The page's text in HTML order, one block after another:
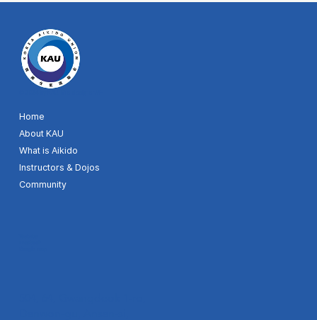
Home
About KAU
What is Aikido
Instructors & Dojos
Community